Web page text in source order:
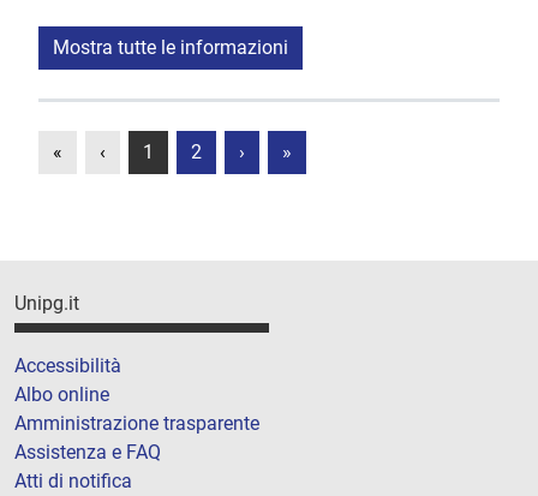
Mostra tutte le informazioni
« ‹ 1 2 › »
Unipg.it
Accessibilità
Albo online
Amministrazione trasparente
Assistenza e FAQ
Atti di notifica